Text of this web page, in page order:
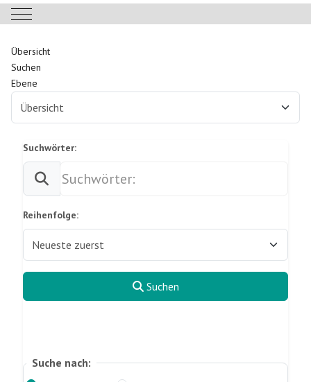
Mobile Menu Toggle
Übersicht
Suchen
Ebene
Suchwörter:
Reihenfolge:
Suchen
Suche nach: